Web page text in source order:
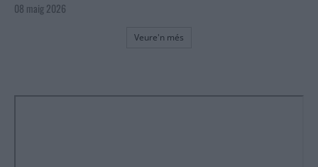
08 maig 2026
Veure'n més